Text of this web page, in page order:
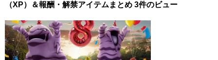
（XP）＆報酬・解禁アイテムまとめ 3件のビュー